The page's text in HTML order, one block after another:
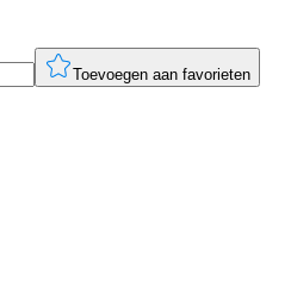
Toevoegen aan favorieten